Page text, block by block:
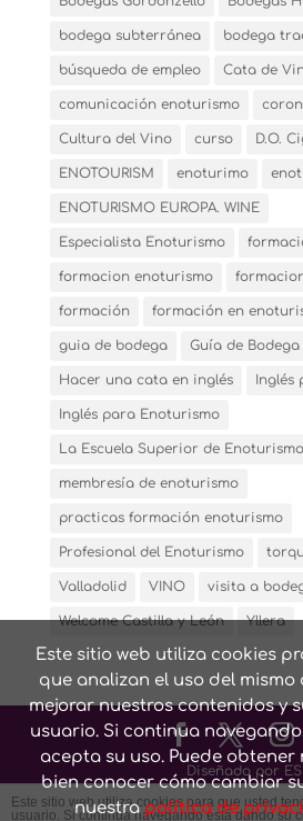
Este sitio web utiliza cookies
que analizan el uso del
mejorar nuestros contenidos y
usuario. Si continua
acepta su uso. Puede obtener
bien conocer cómo cambiar
nuestrapolítica de
bodega subterránea bodega
búsqueda de empleo Cata de
comunicación enoturismo
Cultura del Vino curso D.O.
ENOTOURISM enoturimo
ENOTURISMO EUROPA. WINE
Especialista Enoturismo
formacion enoturismo
formación formación en
guia de bodega Guía de Bodega
Hacer una cata en inglés Inglés
Inglés para Enoturismo
La Escuela Superior de
membresía de enoturismo
practicas formación enoturismo
Profesional del Enoturismo
Valladolid VINO visita a
Welcome Castilla y León Yllera
Diseñado por
Este sitio web utiliza cookies para que usted
usuario. Si continúa navegando está dando su